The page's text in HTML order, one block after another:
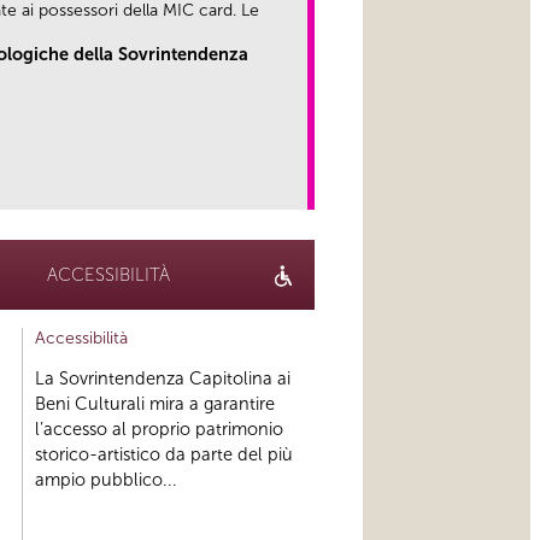
ai possessori della MIC card. Le
della Sovrintendenza
ACCESSIBILITÀ
Accessibilità
La Sovrintendenza Capitolina ai
Beni Culturali mira a garantire
l’accesso al proprio patrimonio
storico-artistico da parte del più
ampio pubblico...